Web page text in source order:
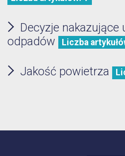
Decyzje nakazujące
odpadów
Liczba
Jakość powietrza